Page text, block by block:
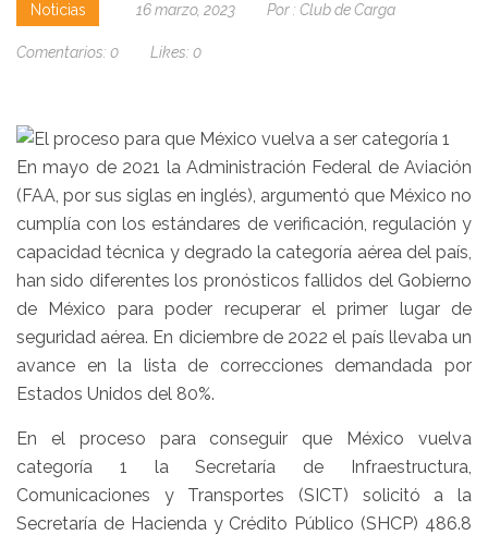
Noticias 16 marzo, 2023 Por : Club de Carga
Comentarios: 0 Likes: 0
En mayo de 2021 la Administración Federal de Aviación
(FAA, por sus siglas en inglés), argumentó que México no
cumplía con los estándares de verificación, regulación y
capacidad técnica y degrado la categoría aérea del país,
han sido diferentes los pronósticos fallidos del Gobierno
de México para poder recuperar el primer lugar de
seguridad aérea. En diciembre de 2022 el país llevaba un
avance en la lista de correcciones demandada por
Estados Unidos del 80%.
En el proceso para conseguir que México vuelva
categoría 1 la Secretaría de Infraestructura,
Comunicaciones y Transportes (SICT) solicitó a la
Secretaría de Hacienda y Crédito Público (SHCP) 486.8